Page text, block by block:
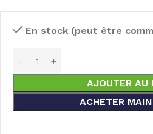
En stock (peut être
AJOUTER AU
ACHETER